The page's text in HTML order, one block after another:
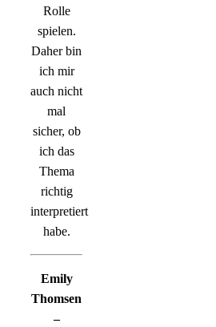
Rolle
spielen.
Daher bin
ich mir
auch nicht
mal
sicher, ob
ich das
Thema
richtig
interpretiert
habe.
Emily
Thomsen
–